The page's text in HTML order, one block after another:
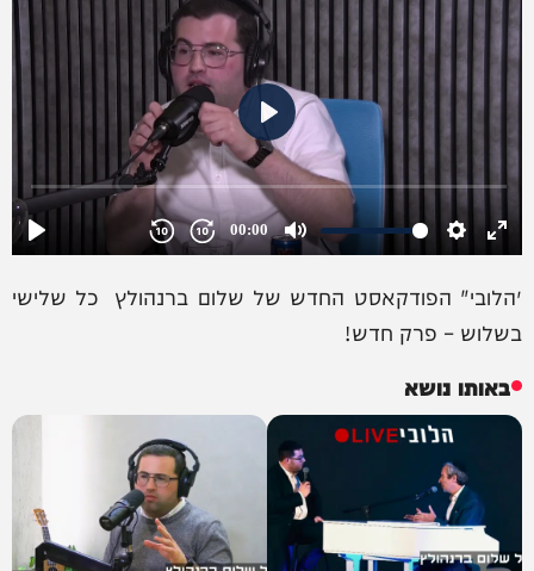
״הלובי" הפודקאסט החדש של שלום ברנהולץ כל שלישי
בשלוש – פרק חדש!
באותו נושא